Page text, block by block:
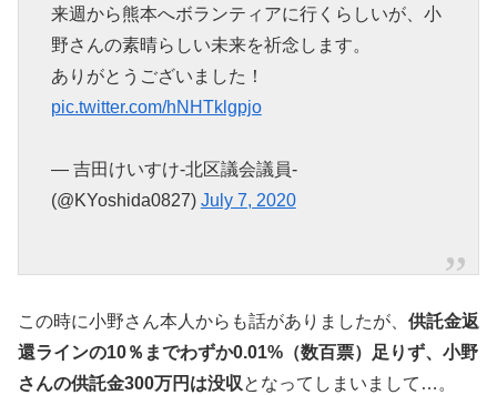
来週から熊本へボランティアに行くらしいが、小
野さんの素晴らしい未来を祈念します。
ありがとうございました！
pic.twitter.com/hNHTklgpjo
— 吉田けいすけ-北区議会議員-
(@KYoshida0827) July 7, 2020
この時に小野さん本人からも話がありましたが、 供託金返
還ラインの10％までわずか0.01%（数百票）足りず、小野
さんの供託金300万円は没収となってしまいまして…。